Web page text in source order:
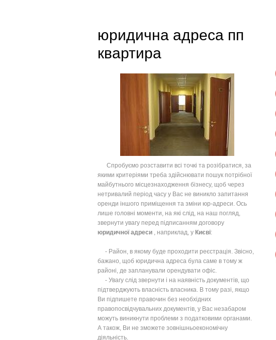
юридична адреса пп
квартира
Спробуємо розставити всі точкі та розібратися, за
якими критеріями треба здійснювати пошук потрібної
майбутнього місцезнаходження бізнесу, щоб через
нетривалий період часу у Вас не виникло запитання
оренди іншого приміщення та зміни юр-адреси. Ось
лише головні моменти, на які слід, на наш погляд,
звернути увагу перед підписанням договору
юридичної адреси , наприклад, у Києві:
- Район, в якому буде проходити реєстрація. Звісно,
бажано, щоб юридична адреса була саме в тому ж
районі, де запланували орендувати офіс.
- Увагу слід звернути і на наявність документів, що
підтверджують власність власника. В тому разі, якщо
Ви підпишете правочин без необхідних
правопосвідчувальних документів, у Вас незабаром
можуть виникнути проблеми з податковими органами.
А також, Ви не зможете зовнішньоекономічну
діяльність.